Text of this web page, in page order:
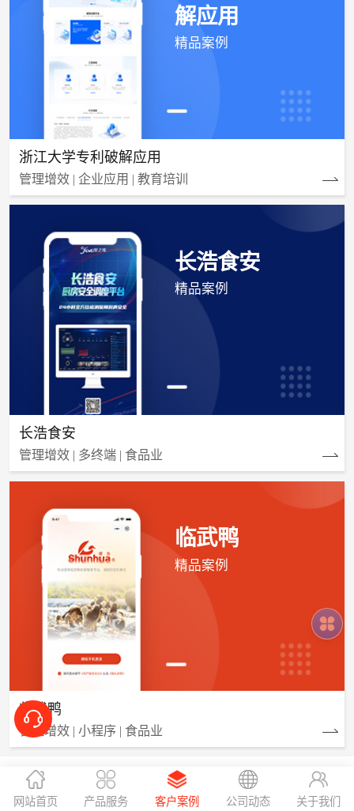
解应用
精品案例
浙江大学专利破解应用
管理增效 | 企业应用 | 教育培训
长浩食安
精品案例
长浩食安
管理增效 | 多终端 | 食品业
临武鸭
精品案例
临武鸭
管理增效 | 小程序 | 食品业
网站首页 产品服务 客户案例 公司动态 关于我们